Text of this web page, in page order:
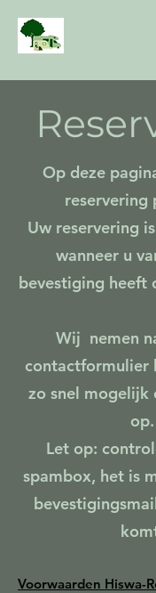
Op deze
reservering
Uw reservering
wanneer u
bevestiging
Wij nemen
contactformulier
zo snel mogelijk
op.
Let op:
spambox, het is
Voorwaarden Hiswa-